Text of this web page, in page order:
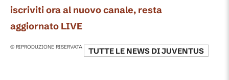
iscriviti ora al nuovo canale, resta
aggiornato LIVE
© RIPRODUZIONE RISERVATA TUTTE LE NEWS DIJUVENTUS